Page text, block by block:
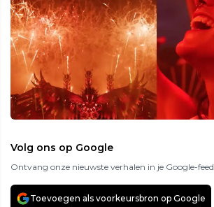
Volg ons op Google
Ontvang onze nieuwste verhalen in je Google-feed
Toevoegen als voorkeursbron op Google